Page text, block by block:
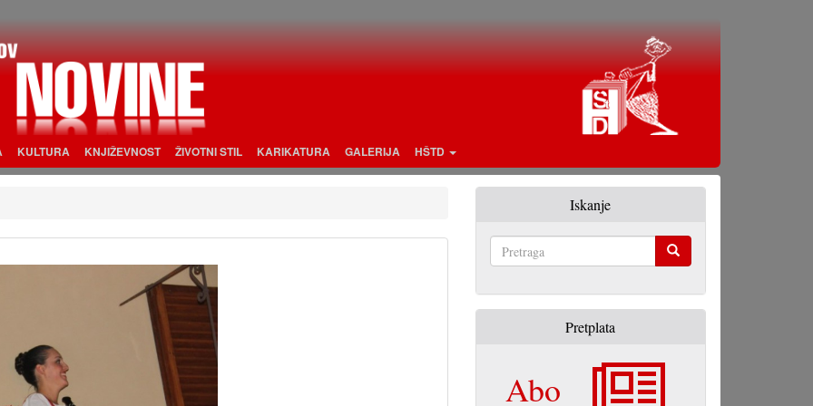
KULTURA KNJIŽEVNOST ŽIVOTNI STIL KARIKATURA GALERIJA HŠTD
Iskanje
Pretplata
Abo